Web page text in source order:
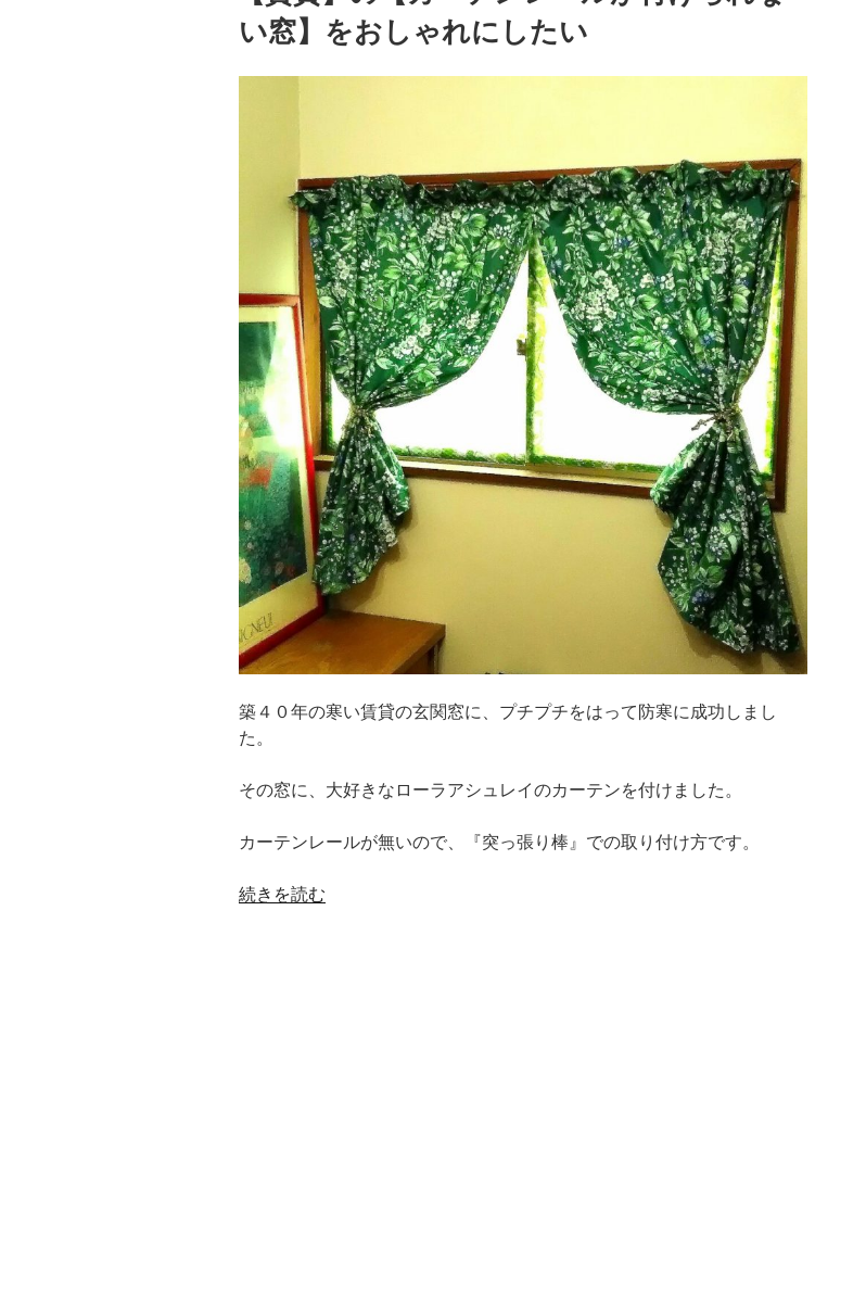
い窓】をおしゃれにしたい
築４０年の寒い賃貸の玄関窓に、プチプチをはって防寒に成功しまし
た。
その窓に、大好きなローラアシュレイのカーテンを付けました。
カーテンレールが無いので、『突っ張り棒』での取り付け方です。
“【賃
続きを読む